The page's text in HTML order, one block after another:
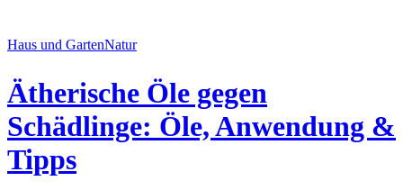
Haus und GartenNatur
Ätherische Öle gegen
Schädlinge: Öle, Anwendung &
Tipps